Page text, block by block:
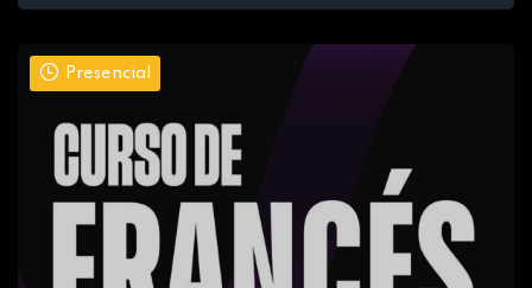
Presencial